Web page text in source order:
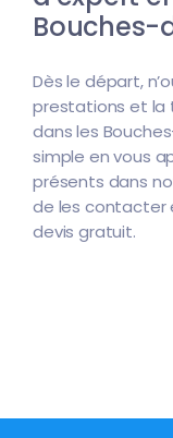
Bouches-
Dès le départ,
prestations et la
dans les
simple en vous
présents dans
de les contacter
devis gratuit.